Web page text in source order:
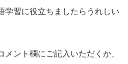
学習に役立ちましたらうれしい
メント欄にご記入いただくか、